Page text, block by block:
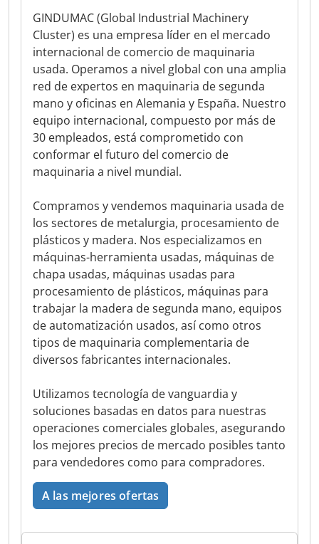
GINDUMAC (Global Industrial Machinery
Cluster) es una empresa líder en el mercado
internacional de comercio de maquinaria
usada. Operamos a nivel global con una amplia
red de expertos en maquinaria de segunda
mano y oficinas en Alemania y España. Nuestro
equipo internacional, compuesto por más de
30 empleados, está comprometido con
conformar el futuro del comercio de
maquinaria a nivel mundial.
Compramos y vendemos maquinaria usada de
los sectores de metalurgia, procesamiento de
plásticos y madera. Nos especializamos en
máquinas-herramienta usadas, máquinas de
chapa usadas, máquinas usadas para
procesamiento de plásticos, máquinas para
trabajar la madera de segunda mano, equipos
de automatización usados, así como otros
tipos de maquinaria complementaria de
diversos fabricantes internacionales.
Utilizamos tecnología de vanguardia y
soluciones basadas en datos para nuestras
operaciones comerciales globales, asegurando
los mejores precios de mercado posibles tanto
para vendedores como para compradores.
A las mejores ofertas